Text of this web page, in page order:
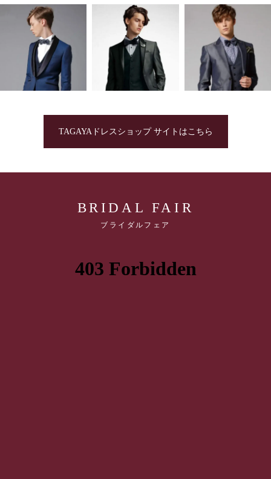
TAGAYAドレスショップ サイトはこちら
BRIDAL FAIR
ブライダルフェア